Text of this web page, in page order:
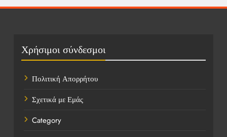
Πολιτική
Υγεία
Ψυχαγωγία
Χρήσιμοι σύνδεσμοι
Πολιτική Απορρήτου
Σχετικά με Εμάς
Category